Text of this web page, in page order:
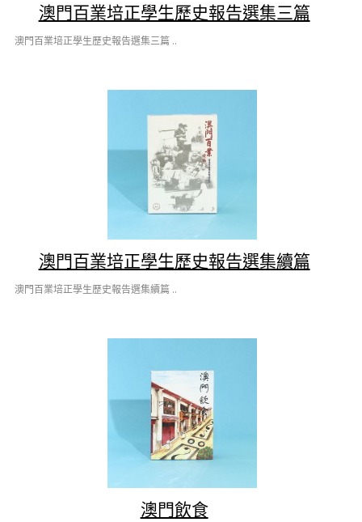
澳門百業培正學生歷史報告選集三篇
澳門百業培正學生歷史報告選集三篇 ..
澳門百業培正學生歷史報告選集續篇
澳門百業培正學生歷史報告選集續篇 ..
澳門飲食